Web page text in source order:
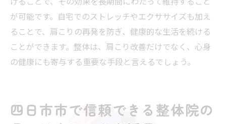
が可能です。自宅でのストレッチやエクササイズも加え
ることで、肩こりの再発を防ぎ、健康的な生活を続ける
ことができます。整体は、肩こり改善だけでなく、心身
の健康にも寄与する重要な手段と言えるでしょう。
四日市市で信頼できる整体院の